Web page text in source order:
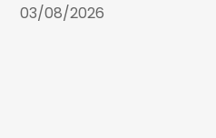
03/08/2026